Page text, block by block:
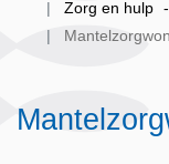
Zorg en hulp